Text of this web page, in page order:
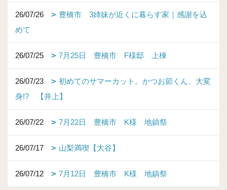
26/07/26
豊橋市 3姉妹が近くに暮らす家｜感謝を込
めて
26/07/25 7月25日 豊橋市 F様邸 上棟
26/07/23
初めてのサマーカット。かつお節くん、大変
身!? 【井上】
26/07/22 7月22日 豊橋市 K様 地鎮祭
26/07/17 山梨満喫【大谷】
26/07/12 7月12日 豊橋市 K様 地鎮祭